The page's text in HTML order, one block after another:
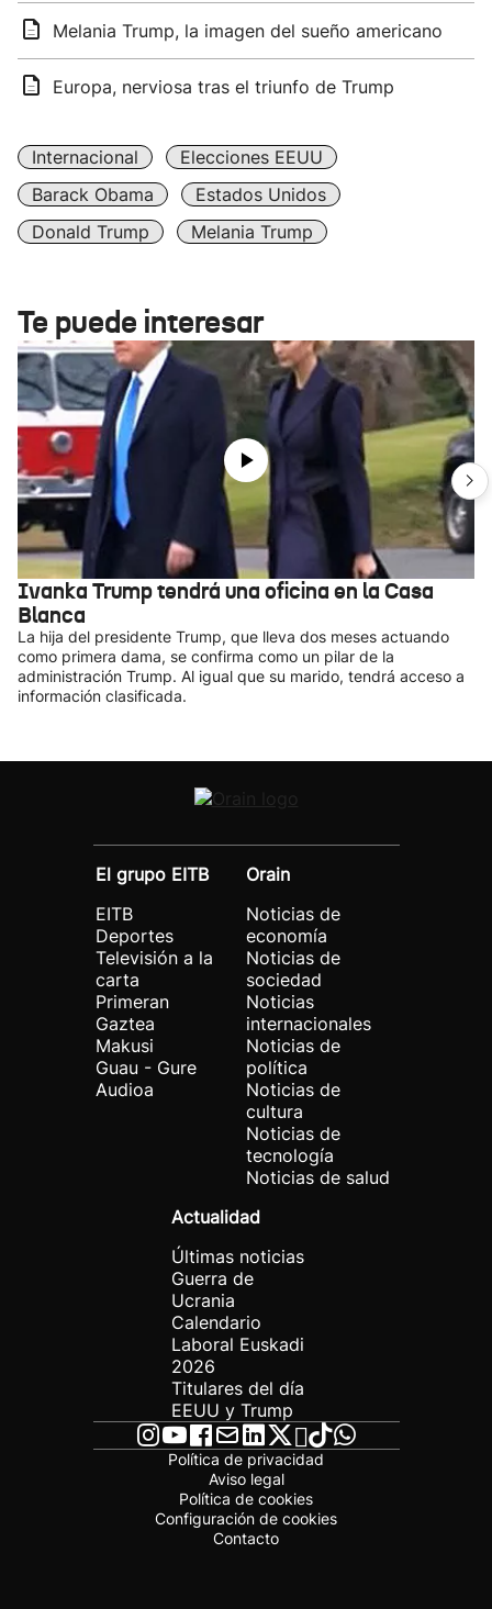
Melania Trump, la imagen del sueño americano
Europa, nerviosa tras el triunfo de Trump
Internacional
Elecciones EEUU
Barack Obama
Estados Unidos
Donald Trump
Melania Trump
Te puede interesar
Ivanka Trump tendrá una oficina en la Casa
Blanca
La hija del presidente Trump, que lleva dos meses actuando
como primera dama, se confirma como un pilar de la
administración Trump. Al igual que su marido, tendrá acceso a
información clasificada.
El grupo EITB
EITB
Deportes
Televisión a la
carta
Primeran
Gaztea
Makusi
Guau - Gure
Audioa
Orain
Noticias de
economía
Noticias de
sociedad
Noticias
internacionales
Noticias de
política
Noticias de
cultura
Noticias de
tecnología
Noticias de salud
Actualidad
Últimas noticias
Guerra de
Ucrania
Calendario
Laboral Euskadi
2026
Titulares del día
EEUU y Trump
Política de privacidad
Aviso legal
Política de cookies
Configuración de cookies
Contacto